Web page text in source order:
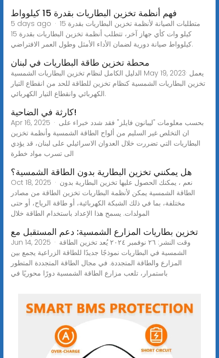
فهم أنظمة تخزين البطاريات بقدرة 15 كيلوواط
5 days ago · متطلبات الصيانة لأنظمة تخزين البطاريات بقدرة 15
كيلو وات كأي جهاز آخر، تتطلب أنظمة تخزين البطاريات بقدرة 15
كيلوواط صيانة دورية لضمان الأداء الأمثل وطول العمر الافتراضي.
محطة تخزين طاقة البطاريات في لبنان
الدليل الكامل لنظام تخزين البطاريات الشمسية May 19, 2023· يعمل
تخزين البطاريات الشمسية كنظام تخزين للطاقة للحد من انقطاع التيار
الكهربائي وانقطاع التيار الكهربائي.
كارثة في الضاحية!
Apr 16, 2025 · بحسب معلومات "ليبانون فايلز" فقد شدد خبراء على
ان التخلص غير السليم من ألواح الطاقة الشمسية وأنظمة تخزين
البطاريات التي تضررت خلال العدوان الاسرائيلي على لبنان، قد يؤدي
الى تسرب مواد خطرة
هل يمكنني تخزين البطارية بدون الطاقة الشمسية؟
Oct 18, 2025 · نعم ، يمكنك الحصول عليها تخزين البطارية بدون
الطاقة الشمسية يمكن لأنظمة البطاريات تخزين الطاقة من مصادر
مختلفة، بما في ذلك الشبكة الكهربائية، أو طاقة الرياح، أو حتى
المولدات. يسمح هذا الإعداد باستخدام الطاقة خلال
تخزين بطاريات المزارع الشمسية: دعم المستقبل مع
Jun 14, 2025 · وقت النشر: ٢٦ نوفمبر ٢٠٢٤ يُعد تخزين الطاقة
الشمسية في البطاريات نموذجًا جديدًا للطاقة الزراعية يجمع بين
المزارع والطاقة المتجددة. في مجال الطاقة المتجددة المتطور
باستمرار، تلعب مزارع الطاقة الشمسية دورًا محوريًا في